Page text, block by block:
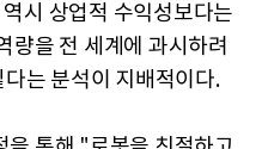
시 상업적 수익성보다는
량을 전 세계에 과시하려
는 분석이 지배적이다.